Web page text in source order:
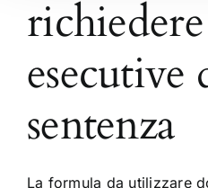
esecutive
sentenza
La formula da utilizzare